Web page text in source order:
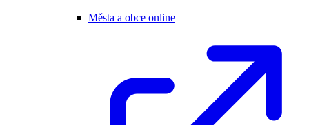
Města a obce online